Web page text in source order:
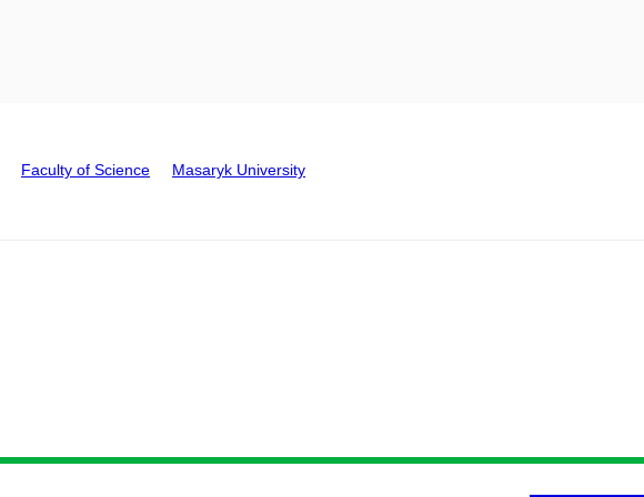
Faculty of Science Masaryk University